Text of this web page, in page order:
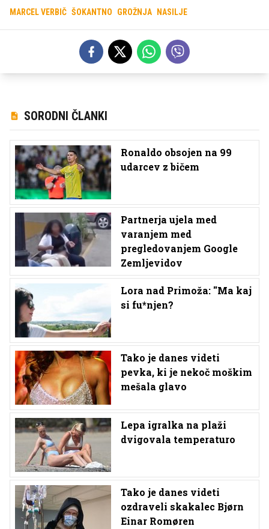
MARCEL VERBIČ ŠOKANTNO GROŽNJA NASILJE
SORODNI ČLANKI
Ronaldo obsojen na 99
udarcev z bičem
Partnerja ujela med
varanjem med
pregledovanjem Google
Zemljevidov
Lora nad Primoža: ''Ma kaj
si fu*njen?
Tako je danes videti
pevka, ki je nekoč moškim
mešala glavo
Lepa igralka na plaži
dvigovala temperaturo
Tako je danes videti
ozdraveli skakalec Bjørn
Einar Romøren